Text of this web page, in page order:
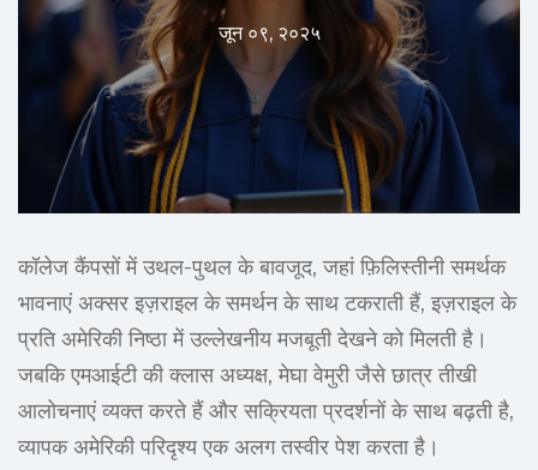
जून ०९, २०२५
कॉलेज कैंपसों में उथल-पुथल के बावजूद, जहां फ़िलिस्तीनी समर्थक
भावनाएं अक्सर इज़राइल के समर्थन के साथ टकराती हैं, इज़राइल के
प्रति अमेरिकी निष्ठा में उल्लेखनीय मजबूती देखने को मिलती है।
जबकि एमआईटी की क्लास अध्यक्ष, मेघा वेमुरी जैसे छात्र तीखी
आलोचनाएं व्यक्त करते हैं और सक्रियता प्रदर्शनों के साथ बढ़ती है,
व्यापक अमेरिकी परिदृश्य एक अलग तस्वीर पेश करता है।